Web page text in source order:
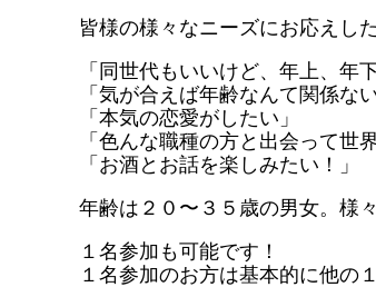
皆様の様々なニーズにお応えし
「同世代もいいけど、年上、年
「気が合えば年齢なんて関係ない
「本気の恋愛がしたい」
「色んな職種の方と出会って世
「お酒とお話を楽しみたい！」
年齢は２０〜３５歳の男女。様
１名参加も可能です！
１名参加のお方は基本的に他の